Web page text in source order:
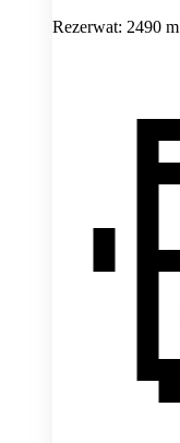
Rezerwat: 2490 m